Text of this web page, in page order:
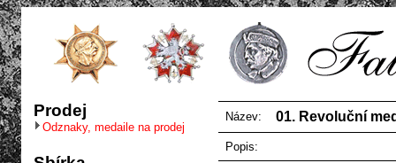
Prodej
Odznaky, medaile na prodej
Název: 01. Revoluční
Popis: